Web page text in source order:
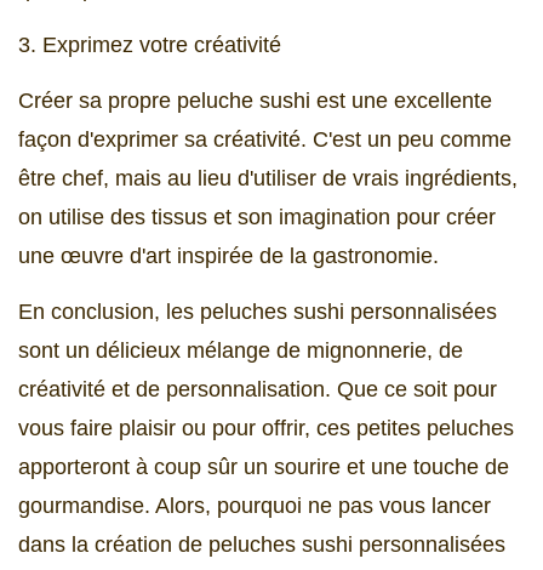
3. Exprimez votre créativité
Créer sa propre peluche sushi est une excellente
façon d'exprimer sa créativité. C'est un peu comme
être chef, mais au lieu d'utiliser de vrais ingrédients,
on utilise des tissus et son imagination pour créer
une œuvre d'art inspirée de la gastronomie.
En conclusion, les peluches sushi personnalisées
sont un délicieux mélange de mignonnerie, de
créativité et de personnalisation. Que ce soit pour
vous faire plaisir ou pour offrir, ces petites peluches
apporteront à coup sûr un sourire et une touche de
gourmandise. Alors, pourquoi ne pas vous lancer
dans la création de peluches sushi personnalisées